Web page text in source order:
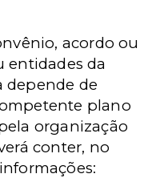
acordo ou
entidades da
depende de
plano
organização
conter, no